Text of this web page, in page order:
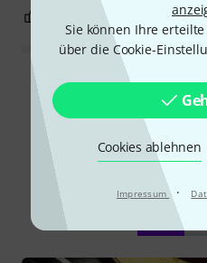
Sie können Ihre
über die Cookie-
Cookies ablehnen
Impressum ·
0
Alle
Schon